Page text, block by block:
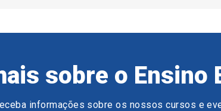
sobre o Ensino
informações sobre os nossos cursos e